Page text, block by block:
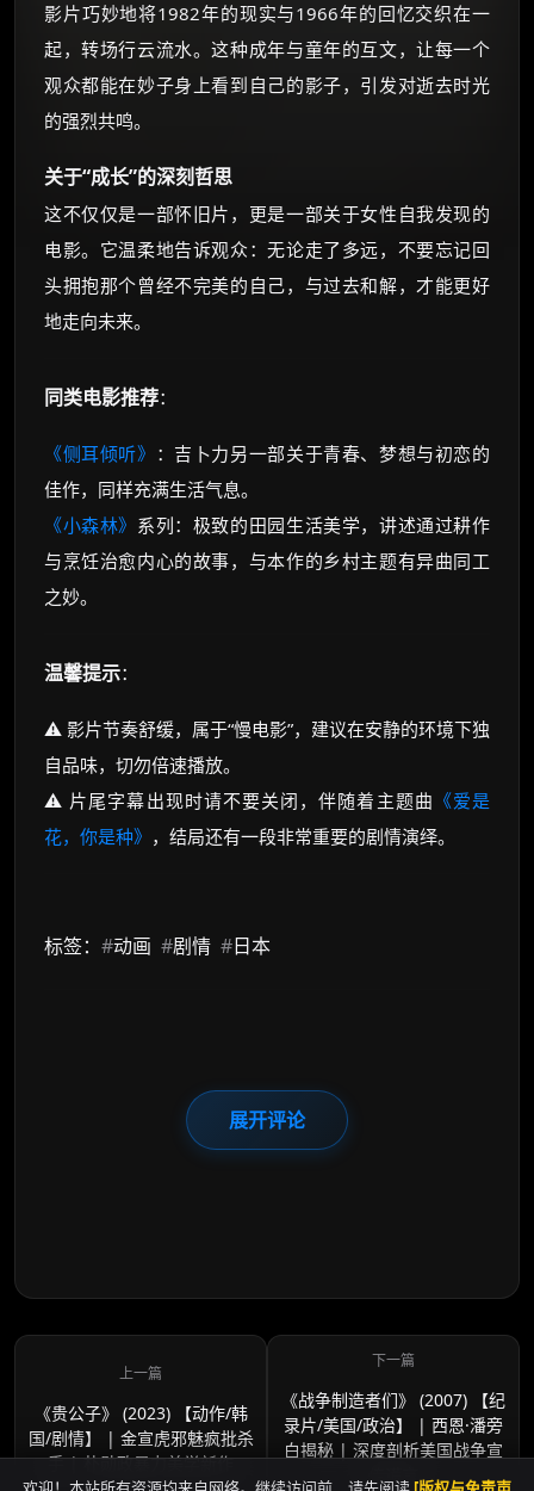
影片巧妙地将1982年的现实与1966年的回忆交织在一
起，转场行云流水。这种成年与童年的互文，让每一个
观众都能在妙子身上看到自己的影子，引发对逝去时光
的强烈共鸣。
关于“成长”的深刻哲思
这不仅仅是一部怀旧片，更是一部关于女性自我发现的
电影。它温柔地告诉观众：无论走了多远，不要忘记回
头拥抱那个曾经不完美的自己，与过去和解，才能更好
地走向未来。
同类电影推荐：
《侧耳倾听》 ：吉卜力另一部关于青春、梦想与初恋的
佳作，同样充满生活气息。
《小森林》 系列：极致的田园生活美学，讲述通过耕作
与烹饪治愈内心的故事，与本作的乡村主题有异曲同工
之妙。
温馨提示：
⚠️ 影片节奏舒缓，属于“慢电影”，建议在安静的环境下独
自品味，切勿倍速播放。
⚠️ 片尾字幕出现时请不要关闭，伴随着主题曲 《爱是
花，你是种》 ，结局还有一段非常重要的剧情演绎。
标签： #动画 #剧情 #日本
展开评论
《贵公子》 (2023) 【动作/韩
国/剧情】 | 金宣虎邪魅疯批杀
手 | 朴勋政暴力美学新作
《战争制造者们》 (2007) 【纪
录片/美国/政治】 | 西恩·潘旁
白揭秘 | 深度剖析美国战争宣
传谎言